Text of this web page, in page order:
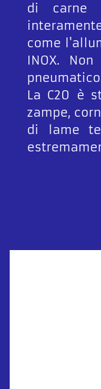
di carne
come
INOX.
La C20 è
zampe,
di lame